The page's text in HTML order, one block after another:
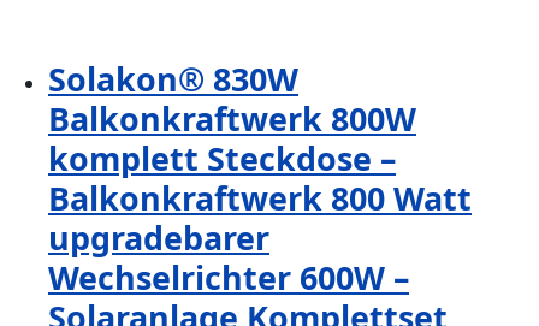
Solakon® 830W
Balkonkraftwerk 800W
komplett Steckdose –
Balkonkraftwerk 800 Watt
upgradebarer
Wechselrichter 600W –
Solaranlage Komplettset